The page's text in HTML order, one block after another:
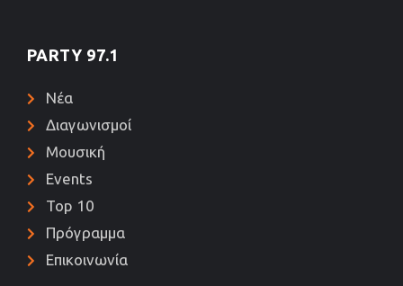
PARTY 97.1
Νέα
Διαγωνισμοί
Μουσική
Events
Top 10
Πρόγραμμα
Επικοινωνία